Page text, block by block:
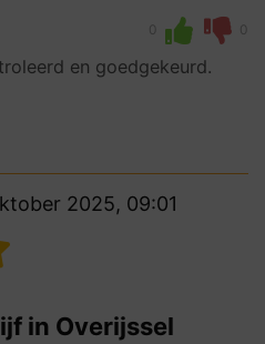
0 0
en goedgekeurd.
2025, 09:01
in Overijssel